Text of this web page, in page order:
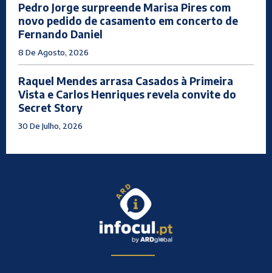
Pedro Jorge surpreende Marisa Pires com
novo pedido de casamento em concerto de
Fernando Daniel
8 De Agosto, 2026
Raquel Mendes arrasa Casados à Primeira
Vista e Carlos Henriques revela convite do
Secret Story
30 De Julho, 2026